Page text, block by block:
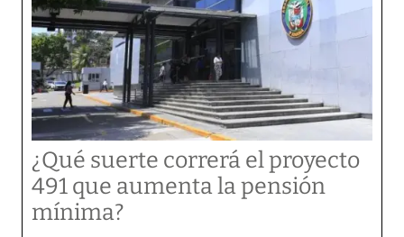
¿Qué suerte correrá el proyecto
491 que aumenta la pensión
mínima?